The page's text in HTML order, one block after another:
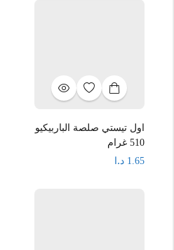
اول تيستي صلصة الباربيكيو
510 غرام
1.65 د.ا